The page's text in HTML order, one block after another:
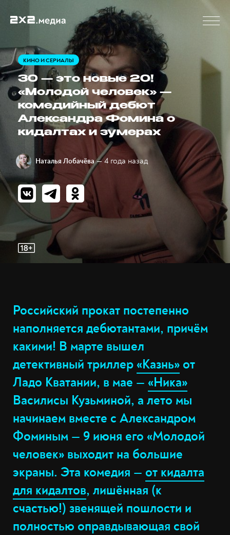
КИНО И СЕРИАЛЫ
30 — это новые 20!
«Молодой человек» —
комедийный дебют
Александра Фомина о
кидалтах и зумерах
Наталья Лобачёва — 4 года назад
Российский прокат постепенно
наполняется дебютантами, причём
какими! В марте вышел
детективный триллер«Казнь» от
Ладо Кватании, в мае — «Ника»
Василисы Кузьминой, а лето мы
начинаем вместе с Александром
Фоминым — 9 июня его «Молодой
человек» выходит на большие
экраны. Эта комедия — от кидалта
для кидалтов, лишённая (к
счастью!) звенящей пошлости и
полностью оправдывающая свой